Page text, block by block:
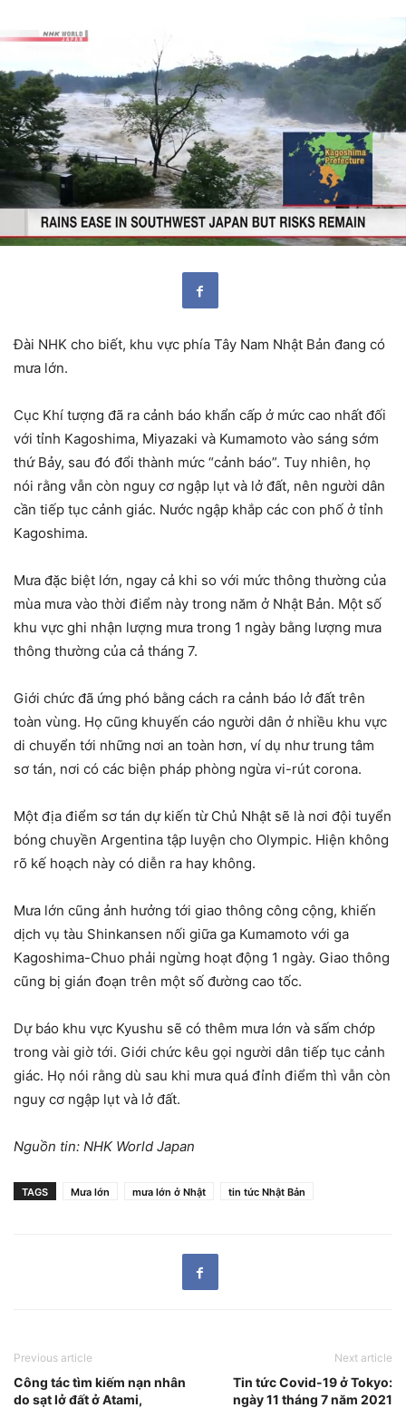
Đài NHK cho biết, khu vực phía Tây Nam Nhật Bản đang có
mưa lớn.
Cục Khí tượng đã ra cảnh báo khẩn cấp ở mức cao nhất đối
với tỉnh Kagoshima, Miyazaki và Kumamoto vào sáng sớm
thứ Bảy, sau đó đổi thành mức “cảnh báo”. Tuy nhiên, họ
nói rằng vẫn còn nguy cơ ngập lụt và lở đất, nên người dân
cần tiếp tục cảnh giác. Nước ngập khắp các con phố ở tỉnh
Kagoshima.
Mưa đặc biệt lớn, ngay cả khi so với mức thông thường của
mùa mưa vào thời điểm này trong năm ở Nhật Bản. Một số
khu vực ghi nhận lượng mưa trong 1 ngày bằng lượng mưa
thông thường của cả tháng 7.
Giới chức đã ứng phó bằng cách ra cảnh báo lở đất trên
toàn vùng. Họ cũng khuyến cáo người dân ở nhiều khu vực
di chuyển tới những nơi an toàn hơn, ví dụ như trung tâm
sơ tán, nơi có các biện pháp phòng ngừa vi-rút corona.
Một địa điểm sơ tán dự kiến từ Chủ Nhật sẽ là nơi đội tuyển
bóng chuyền Argentina tập luyện cho Olympic. Hiện không
rõ kế hoạch này có diễn ra hay không.
Mưa lớn cũng ảnh hưởng tới giao thông công cộng, khiến
dịch vụ tàu Shinkansen nối giữa ga Kumamoto với ga
Kagoshima-Chuo phải ngừng hoạt động 1 ngày. Giao thông
cũng bị gián đoạn trên một số đường cao tốc.
Dự báo khu vực Kyushu sẽ có thêm mưa lớn và sấm chớp
trong vài giờ tới. Giới chức kêu gọi người dân tiếp tục cảnh
giác. Họ nói rằng dù sau khi mưa quá đỉnh điểm thì vẫn còn
nguy cơ ngập lụt và lở đất.
Nguồn tin: NHK World Japan
TAGS Mưa lớn mưa lớn ở Nhật tin tức Nhật Bản
Previous article
Công tác tìm kiếm nạn nhân
do sạt lở đất ở Atami,
Next article
Tin tức Covid-19 ở Tokyo:
ngày 11 tháng 7 năm 2021